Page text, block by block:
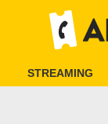
STREAMING